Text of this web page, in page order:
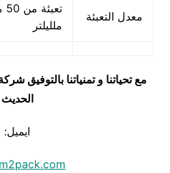
معدل التعبئة
ملليلتر
مع تحياتنا و تمنياتنا بالتوفيق
الحديث
ايميل: